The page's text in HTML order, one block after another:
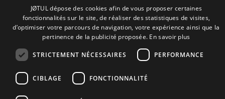
Suivez-nous
Instagram
JØTUL dépose des cookies afin de vous proposer certaines
fonctionnalités sur le site, de réaliser des statistiques de visites,
d’optimiser votre parcours de navigation, votre expérience ainsi que la
pertinence de la publicité proposée. En savoir plus
STRICTEMENT NÉCESSAIRES PERFORMANCE
CIBLAGE FONCTIONNALITÉ